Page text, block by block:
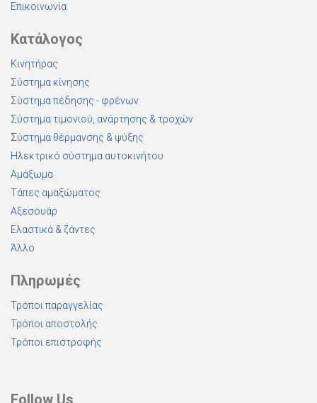
Επικοινωνία
Κατάλογος
Κινητήρας
Σύστημα κίνησης
Σύστημα πέδησης - φρένων
Σύστημα τιμονιού, ανάρτησης & τροχών
Σύστημα θέρμανσης & ψύξης
Ηλεκτρικό σύστημα αυτοκινήτου
Αμάξωμα
Τάπες αμαξώματος
Αξεσουάρ
Ελαστικά & ζάντες
Άλλο
Πληρωμές
Τρόποι παραγγελίας
Τρόποι αποστολής
Τρόποι επιστροφής
Follow Us